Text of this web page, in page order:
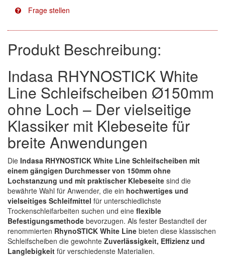
Indasa
(8)
Mirka
(1)
no-name
(1)
Novol
(3)
Prevost
(3)
Proma
(21)
Sia
(3)
Spectral
(5)
StarChem
(1)
Sundstrom
(4)
Troton
Produkt Beschreibung:
Indasa RHYNOSTICK White
Line Schleifscheiben Ø150mm
ohne Loch – Der vielseitige
Klassiker mit Klebeseite für
breite Anwendungen
Die Indasa RHYNOSTICK White Line Schleifscheiben mit
einem gängigen Durchmesser von 150mm ohne
Lochstanzung und mit praktischer Klebeseite sind die
bewährte Wahl für Anwender, die ein hochwertiges und
vielseitiges Schleifmittel für unterschiedlichste
Trockenschleifarbeiten suchen und eine flexible
Befestigungsmethode bevorzugen. Als fester Bestandteil der
renommierten RhynoSTICK White Line bieten diese klassischen
Schleifscheiben die gewohnte Zuverlässigkeit, Effizienz und
Langlebigkeit für verschiedenste Materialien.